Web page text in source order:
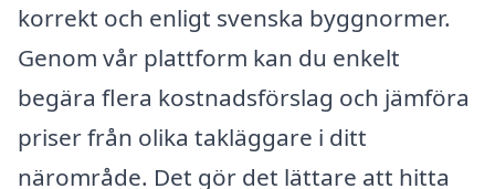
korrekt och enligt svenska byggnormer.
Genom vår plattform kan du enkelt
begära flera kostnadsförslag och jämföra
priser från olika takläggare i ditt
närområde. Det gör det lättare att hitta